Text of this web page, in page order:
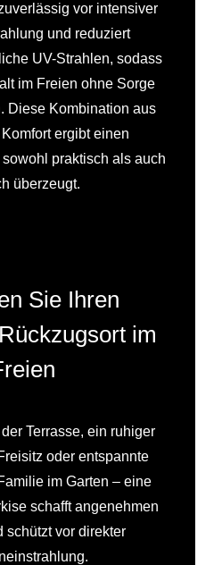
vor intensiver
und reduziert
UV-Strahlen, sodass
im Freien ohne Sorge
Diese Kombination aus
ergibt einen
praktisch als auch
überzeugt.
Sie Ihren
im
Terrasse, ein ruhiger
oder entspannte
im Garten – eine
schafft angenehmen
schützt vor direkter